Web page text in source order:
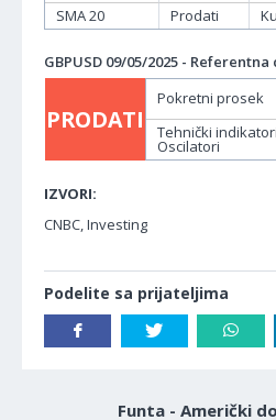
SMA 20
Prodati
GBPUSD 09/05/2025 - Referentna
PRODATI
Pokretni prosek
Tehnički
Oscilatori
IZVORI:
CNBC, Investing
Podelite sa prijateljima
Funta - Američki